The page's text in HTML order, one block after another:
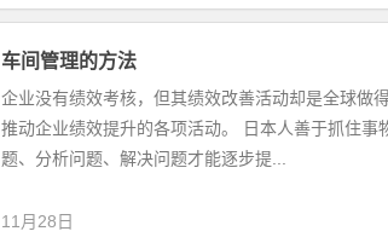
车间管理的方法
企业没有绩效考核，但其绩效改善活动却是全球做
推动企业绩效提升的各项活动。 日本人善于抓住事
题、分析问题、解决问题才能逐步提...
11月28日